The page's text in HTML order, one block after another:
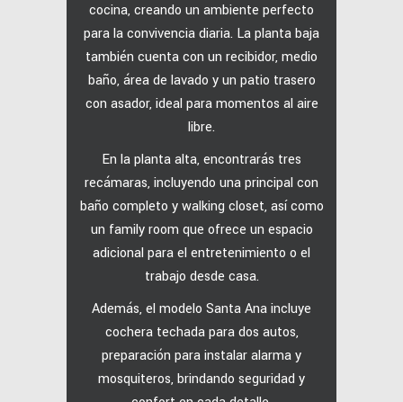
cocina, creando un ambiente perfecto
para la convivencia diaria. La planta baja
también cuenta con un recibidor, medio
baño, área de lavado y un patio trasero
con asador, ideal para momentos al aire
libre.
En la planta alta, encontrarás tres
recámaras, incluyendo una principal con
baño completo y walking closet, así como
un family room que ofrece un espacio
adicional para el entretenimiento o el
trabajo desde casa.
Además, el modelo Santa Ana incluye
cochera techada para dos autos,
preparación para instalar alarma y
mosquiteros, brindando seguridad y